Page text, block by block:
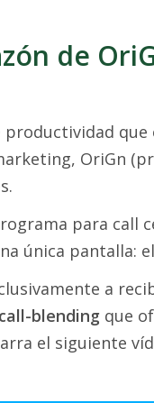
de
productividad
OriGn
para
única pantalla:
a
call-blending que
el siguiente